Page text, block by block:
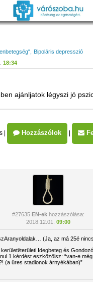
Bipoláris depresszió
18:34
ajánljatok légyszi jó
Hozzászólok
#27635 EN-ek hozzászólása:
2018.12.01.
09:00
(Ja, az má 25é
területi Idegbeteg és
1 kérdést eszközölsz: “van-e
(a üres stadionok árnyékában)”